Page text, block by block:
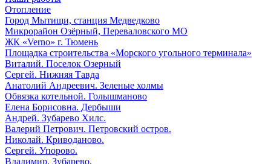
Отопление
Город Мытищи, станция Медведково
Микрорайон Озёрный, Переваловского МО
ЖК «Verno» г. Тюмень
Площадка строительства «Морского угольного терминала»
Виталий. Поселок Озерный
Сергей. Нижняя Тавда
Анатолий Андреевич. Зеленые холмы
Обвязка котельной. Голышманово
Елена Борисовна. Дербыши
Андрей. Зубарево Хилс.
Валерий Петрович. Петровский остров.
Николай. Криводаново.
Сергей. Упорово.
Владимир. Зубарево.